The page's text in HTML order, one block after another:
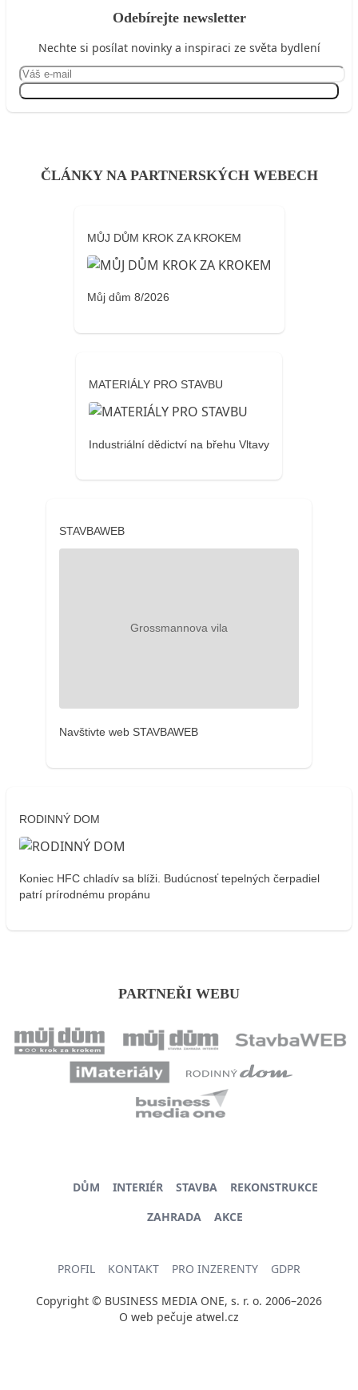
Odebírejte newsletter
Nechte si posílat novinky a inspiraci ze světa bydlení
ČLÁNKY NA PARTNERSKÝCH WEBECH
MŮJ DŮM KROK ZA KROKEM
Můj dům 8/2026
MATERIÁLY PRO STAVBU
Industriální dědictví na břehu Vltavy
STAVBAWEB
Navštivte web STAVBAWEB
RODINNÝ DOM
Koniec HFC chladív sa blíži. Budúcnosť tepelných čerpadiel
patrí prírodnému propánu
PARTNEŘI WEBU
DŮM INTERIÉR STAVBA
REKONSTRUKCE
ZAHRADA
AKCE
PROFIL KONTAKT PRO INZERENTY GDPR
Copyright © BUSINESS MEDIA ONE, s. r. o. 2006–2026